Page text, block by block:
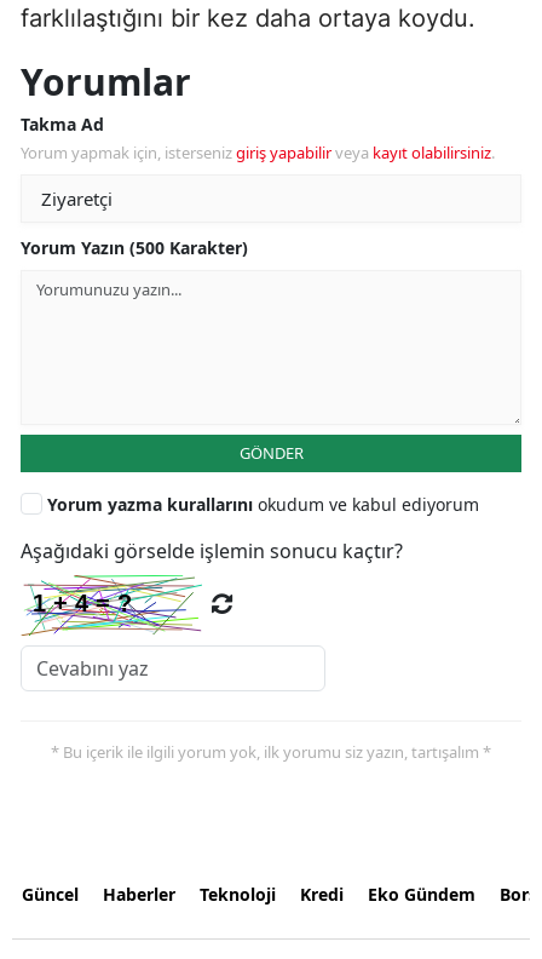
farklılaştığını bir kez daha ortaya koydu.
Yorumlar
Takma Ad
Yorum yapmak için, istersenizgiriş yapabilirveya kayıt olabilirsiniz.
Yorum Yazın (500 Karakter)
GÖNDER
Yorum yazma kurallarını okudum ve kabul ediyorum
Aşağıdaki görselde işlemin sonucu kaçtır?
* Bu içerik ile ilgili yorum yok, ilk yorumu siz yazın, tartışalım *
Güncel Haberler Teknoloji Kredi Eko Gündem